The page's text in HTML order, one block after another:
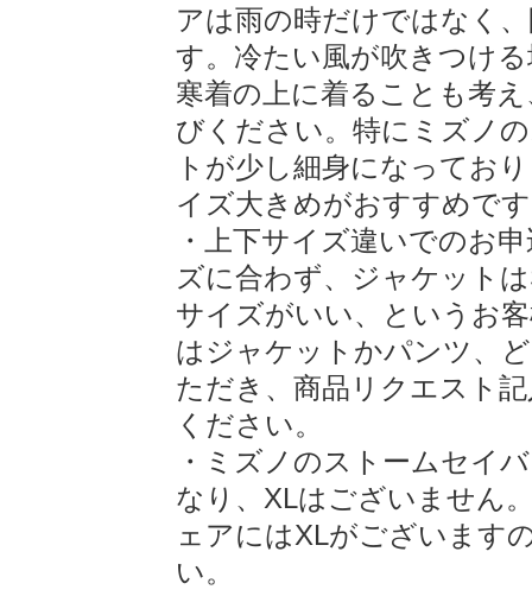
アは雨の時だけではなく
す。冷たい風が吹きつけ
寒着の上に着ることも考
びください。特にミズノ
トが少し細身になってお
イズ大きめがおすすめで
・上下サイズ違いでのお
ズに合わず、ジャケット
サイズがいい、というお
はジャケットかパンツ、
ただき、商品リクエスト
ください。
・ミズノのストームセイ
なり、XLはございません
ェアにはXLがございます
い。